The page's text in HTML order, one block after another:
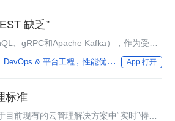
缺乏”
、gRPC和Apache Kafka），作为受
替代品，越来越受到欢迎。
DevOps & 平台工程 性能优化 编程语言
App 打开
标准
前现有的云管理解决方案中“实时”特性